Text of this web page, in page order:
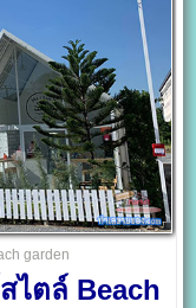
garden
ไตล์ Beach